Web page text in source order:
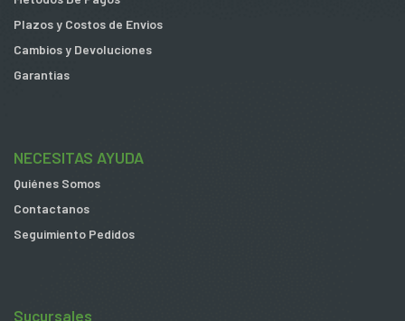
Plazos y Costos de Envios
Cambios y Devoluciones
Garantias
NECESITAS AYUDA
Quiénes Somos
Contactanos
Seguimiento Pedidos
Sucursales